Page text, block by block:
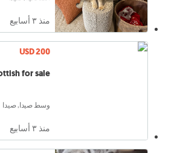
منذ ٣ أسابيع
USD 200
for sale
وسط صيدا, صيدا
منذ ٣ أسابيع